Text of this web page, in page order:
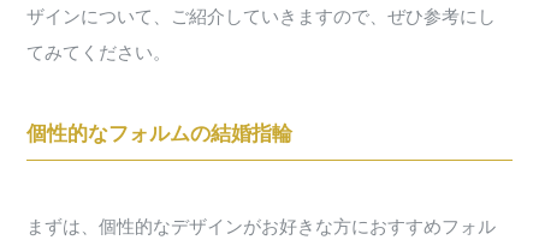
ザインについて、ご紹介していきますので、ぜひ参考にし
てみてください。
個性的なフォルムの結婚指輪
まずは、個性的なデザインがお好きな方におすすめフォル